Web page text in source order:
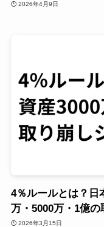
2026年4月9日
4％ルールとは？日
万・5000万・1億
2026年3月15日